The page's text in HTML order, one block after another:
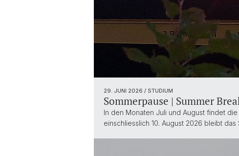
29. JUNI 2026 / STUDIUM
Sommerpause | Summer
In den Monaten Juli und August findet
einschliesslich 10. August 2026 bleibt